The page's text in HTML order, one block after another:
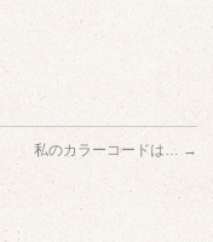
私のカラーコードは… →